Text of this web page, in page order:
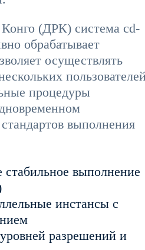
(ДРК) система cd-
обрабатывает
осуществлять
процедуры
выполнения
стабильное выполнение
инстансы с
разрешений и